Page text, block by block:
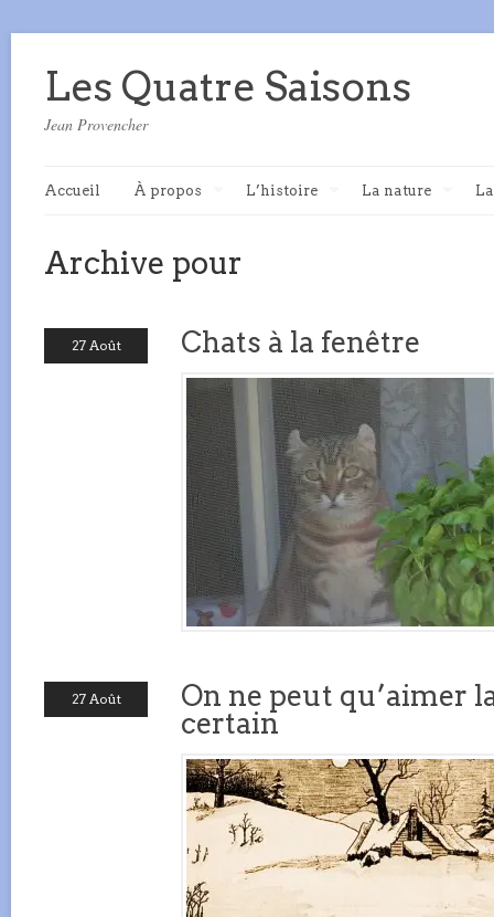
Les Quatre Saisons
Jean Provencher
Accueil À propos L’histoire La nature
Archive pour
27 Août Chats à la fenêtre
27 Août
On ne peut qu’aimer
certain